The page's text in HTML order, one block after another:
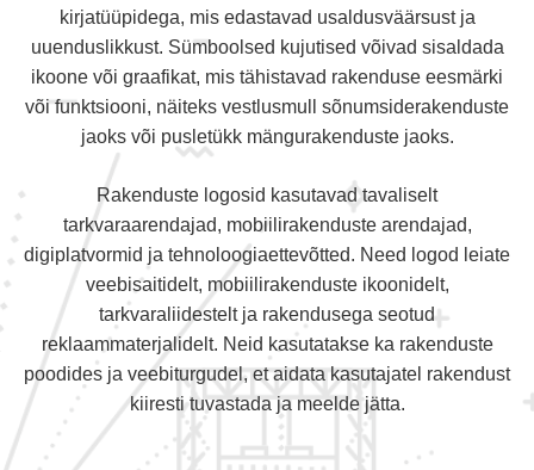
kirjatüüpidega, mis edastavad usaldusväärsust ja
uuenduslikkust. Sümboolsed kujutised võivad sisaldada
ikoone või graafikat, mis tähistavad rakenduse eesmärki
või funktsiooni, näiteks vestlusmull sõnumsiderakenduste
jaoks või pusletükk mängurakenduste jaoks.
Rakenduste logosid kasutavad tavaliselt
tarkvaraarendajad, mobiilirakenduste arendajad,
digiplatvormid ja tehnoloogiaettevõtted. Need logod leiate
veebisaitidelt, mobiilirakenduste ikoonidelt,
tarkvaraliidestelt ja rakendusega seotud
reklaammaterjalidelt. Neid kasutatakse ka rakenduste
poodides ja veebiturgudel, et aidata kasutajatel rakendust
kiiresti tuvastada ja meelde jätta.